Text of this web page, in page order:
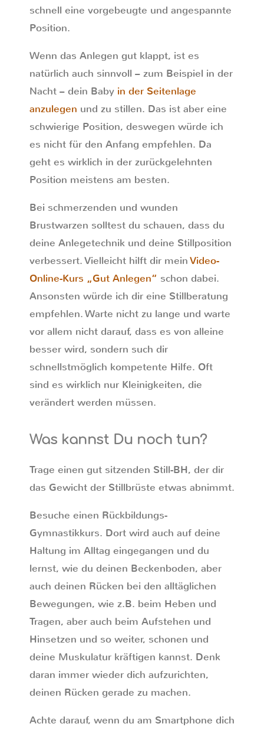
schnell eine vorgebeugte und angespannte
Position.
Wenn das Anlegen gut klappt, ist es
natürlich auch sinnvoll – zum Beispiel in der
Nacht – dein Baby in der Seitenlage
anzulegen und zu stillen. Das ist aber eine
schwierige Position, deswegen würde ich
es nicht für den Anfang empfehlen. Da
geht es wirklich in der zurückgelehnten
Position meistens am besten.
Bei schmerzenden und wunden
Brustwarzen solltest du schauen, dass du
deine Anlegetechnik und deine Stillposition
verbessert. Vielleicht hilft dir meinVideo-
Online-Kurs „Gut Anlegen“ schon dabei.
Ansonsten würde ich dir eine Stillberatung
empfehlen. Warte nicht zu lange und warte
vor allem nicht darauf, dass es von alleine
besser wird, sondern such dir
schnellstmöglich kompetente Hilfe. Oft
sind es wirklich nur Kleinigkeiten, die
verändert werden müssen.
Was kannst Du noch tun?
Trage einen gut sitzenden Still-BH, der dir
das Gewicht der Stillbrüste etwas abnimmt.
Besuche einen Rückbildungs-
Gymnastikkurs. Dort wird auch auf deine
Haltung im Alltag eingegangen und du
lernst, wie du deinen Beckenboden, aber
auch deinen Rücken bei den alltäglichen
Bewegungen, wie z.B. beim Heben und
Tragen, aber auch beim Aufstehen und
Hinsetzen und so weiter, schonen und
deine Muskulatur kräftigen kannst. Denk
daran immer wieder dich aufzurichten,
deinen Rücken gerade zu machen.
Achte darauf, wenn du am Smartphone dich